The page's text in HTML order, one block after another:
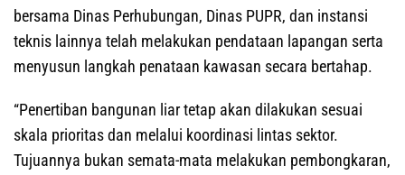
bersama Dinas Perhubungan, Dinas PUPR, dan instansi
teknis lainnya telah melakukan pendataan lapangan serta
menyusun langkah penataan kawasan secara bertahap.
“Penertiban bangunan liar tetap akan dilakukan sesuai
skala prioritas dan melalui koordinasi lintas sektor.
Tujuannya bukan semata-mata melakukan pembongkaran,